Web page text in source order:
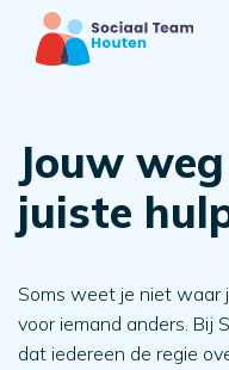
Jouw
juiste
Soms weet je niet waar
voor iemand anders. Bij
dat iedereen de regie